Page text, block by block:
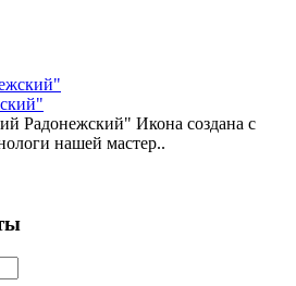
Радонежский" Икона создана с
нашей мастер..